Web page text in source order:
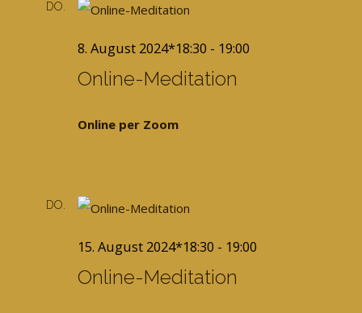
DO.
8. August 2024*18:30 - 19:00
Online-Meditation
Online per Zoom
DO.
15. August 2024*18:30 - 19:00
Online-Meditation